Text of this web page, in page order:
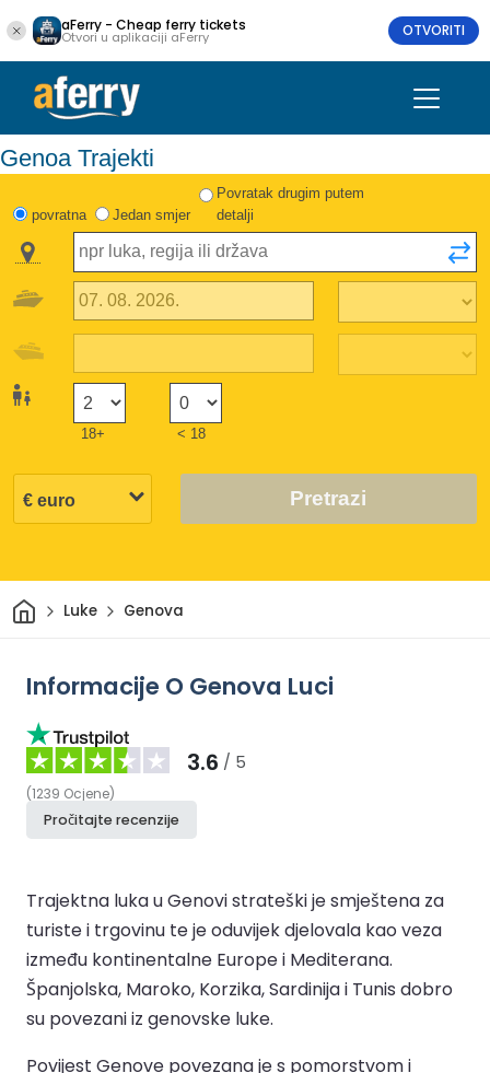
aFerry - Cheap ferry tickets
Otvori u aplikaciji aFerry OTVORITI
Genoa Trajekti
povratna Jedan smjer
Povratak drugim putem
detalji
18+ < 18
Pretrazi
DomLuke Genova
Informacije O Genova Luci
3.6 / 5
(1239 Ocjene)
Pročitajte recenzije
Trajektna luka u Genovi strateški je smještena za
turiste i trgovinu te je oduvijek djelovala kao veza
između kontinentalne Europe i Mediterana.
Španjolska, Maroko, Korzika, Sardinija i Tunis dobro
su povezani iz genovske luke.
Povijest Genove povezana je s pomorstvom i